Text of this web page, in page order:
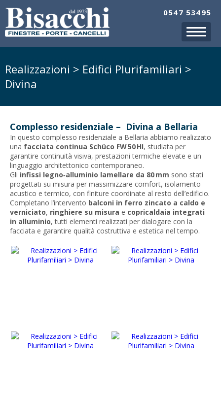
0547 53495
Realizzazioni > Edifici Plurifamiliari >
Divina
Complesso residenziale – Divina a Bellaria
In questo complesso residenziale a Bellaria abbiamo realizzato
una facciata continua Schüco FW 50 HI, studiata per
garantire continuità visiva, prestazioni termiche elevate e un
linguaggio architettonico contemporaneo.
Gli infissi legno‑alluminio lamellare da 80 mm sono stati
progettati su misura per massimizzare comfort, isolamento
acustico e termico, con finiture coordinate al resto dell’edificio.
Completano l’intervento balconi in ferro zincato a caldo e
verniciato, ringhiere su misura e copricaldaia integrati
in alluminio, tutti elementi realizzati per dialogare con la
facciata e garantire qualità costruttiva e estetica nel tempo.